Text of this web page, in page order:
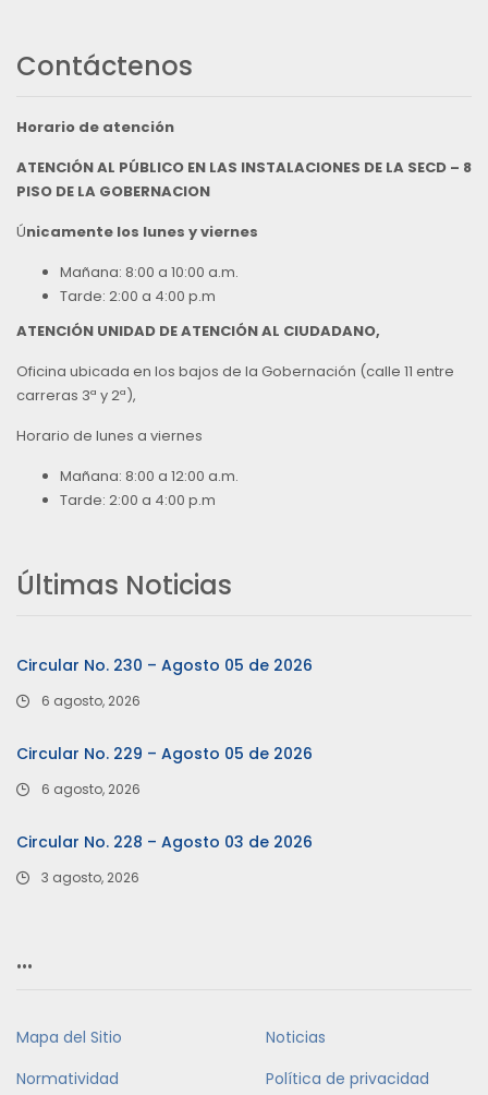
Contáctenos
Horario de atención
ATENCIÓN AL PÚBLICO EN LAS INSTALACIONES DE LA SECD – 8
PISO DE LA GOBERNACION
Únicamente los lunes y viernes
Mañana: 8:00 a 10:00 a.m.
Tarde: 2:00 a 4:00 p.m
ATENCIÓN UNIDAD DE ATENCIÓN AL CIUDADANO,
Oficina ubicada en los bajos de la Gobernación (calle 11 entre
carreras 3ª y 2ª),
Horario de lunes a viernes
Mañana: 8:00 a 12:00 a.m.
Tarde: 2:00 a 4:00 p.m
Últimas Noticias
Circular No. 230 – Agosto 05 de 2026
6 agosto, 2026
Circular No. 229 – Agosto 05 de 2026
6 agosto, 2026
Circular No. 228 – Agosto 03 de 2026
3 agosto, 2026
…
Mapa del Sitio
Noticias
Normatividad
Política de privacidad